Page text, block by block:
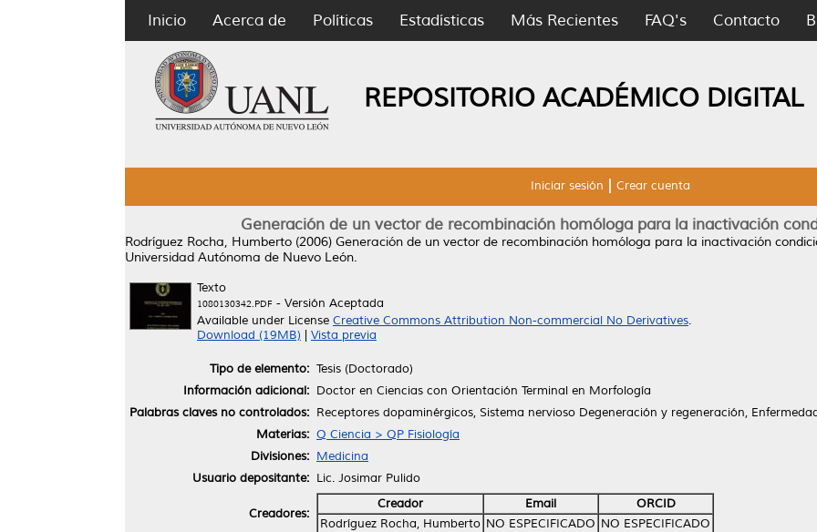
Inicio Acerca de Políticas Estadísticas Más Recientes FAQ's Contacto
REPOSITORIO ACADÉMICO DIGITAL
Iniciar sesión Crear cuenta
Generación de un vector de recombinación homóloga para la inactivación
Rodríguez Rocha, Humberto (2006) Generación de un vector de recombinación homóloga para la inactivación
Universidad Autónoma de Nuevo León.
Texto
1080130342.PDF - Versión Aceptada
Available under License Creative Commons Attribution Non-commercial No Derivatives.
Download (19MB)
Vista previa
Tipo de elemento: Tesis (Doctorado)
Información adicional: Doctor en Ciencias con Orientación Terminal en Morfología
Palabras claves no controlados: Receptores dopaminérgicos, Sistema nervioso Degeneración y regeneración,
Materias: Q Ciencia > QP Fisiología
Divisiones: Medicina
Usuario depositante: Lic. Josimar Pulido
Creadores:
Creador Email
ORCID
Rodríguez Rocha, Humberto NO ESPECIFICADO NO ESPECIFICADO